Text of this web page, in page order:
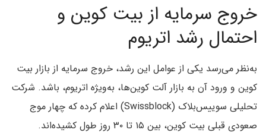
خروج سرمایه از بیت کوین و
احتمال رشد اتریوم
به‌نظر می‌رسد یکی از عوامل این رشد، خروج سرمایه از بازار بیت‌
کوین و ورود آن به بازار آلت‌ کوین‌ها، به‌ویژه اتریوم، باشد. شرکت
تحلیلی سوییس‌بلاک (Swissblock) اعلام کرده که چهار موج
صعودی قبلی بیت‌ کوین، بین ۱۵ تا ۳۰ روز طول کشیده‌اند.